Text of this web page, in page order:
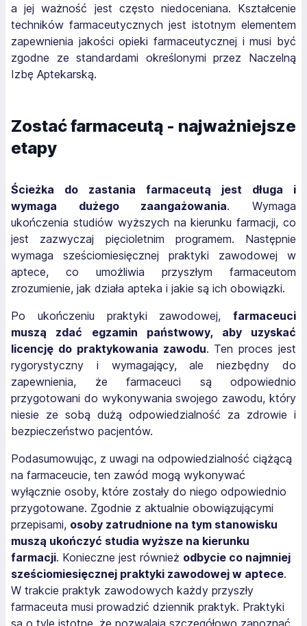
a jej ważność jest często niedoceniana. Kształcenie
techników farmaceutycznych jest istotnym elementem
zapewnienia jakości opieki farmaceutycznej i musi być
zgodne ze standardami określonymi przez Naczelną
Izbę Aptekarską.
Zostać farmaceutą - najważniejsze
etapy
Ścieżka do zastania farmaceutą jest długa i
wymaga dużego zaangażowania. Wymaga
ukończenia studiów wyższych na kierunku farmacji, co
jest zazwyczaj pięcioletnim programem. Następnie
wymaga sześciomiesięcznej praktyki zawodowej w
aptece, co umożliwia przyszłym farmaceutom
zrozumienie, jak działa apteka i jakie są ich obowiązki.
Po ukończeniu praktyki zawodowej, farmaceuci
muszą zdać egzamin państwowy, aby uzyskać
licencję do praktykowania zawodu. Ten proces jest
rygorystyczny i wymagający, ale niezbędny do
zapewnienia, że farmaceuci są odpowiednio
przygotowani do wykonywania swojego zawodu, który
niesie ze sobą dużą odpowiedzialność za zdrowie i
bezpieczeństwo pacjentów.
Podasumowując, z uwagi na odpowiedzialność ciążącą
na farmaceucie, ten zawód mogą wykonywać
wyłącznie osoby, które zostały do niego odpowiednio
przygotowane. Zgodnie z aktualnie obowiązującymi
przepisami, osoby zatrudnione na tym stanowisku
muszą ukończyć studia wyższe na kierunku
farmacji. Konieczne jest również odbycie co najmniej
sześciomiesięcznej praktyki zawodowej w aptece.
W trakcie praktyk zawodowych każdy przyszły
farmaceuta musi prowadzić dziennik praktyk. Praktyki
są o tyle istotne, że pozwalają szczegółowo zapoznać